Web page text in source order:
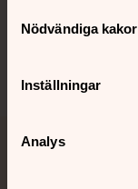
Nödvändiga kakor
Inställningar
Analys